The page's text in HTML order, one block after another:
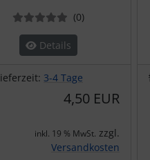
(0Bewertungen
)
Details
3-4 Tage
4,50 EUR
inkl. 19 % MwSt. zzgl.
Versandkosten